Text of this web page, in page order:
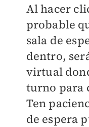
Al hacer
probable
sala de
dentro,
virtual
turno para
Ten
de espera